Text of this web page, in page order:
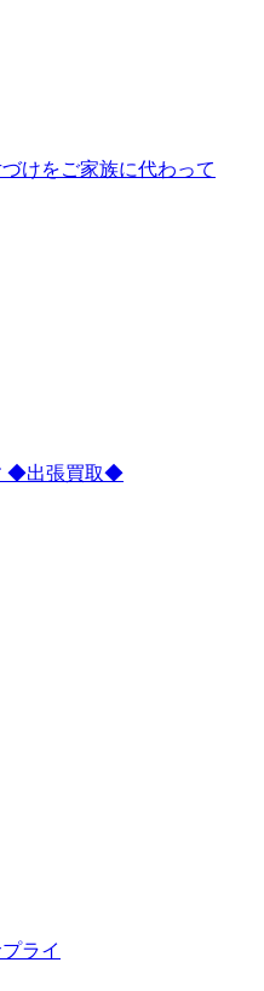
けをご家族に代わって
◆出張買取◆
ライ